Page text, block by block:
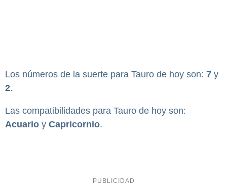
Los números de la suerte para Tauro de hoy son: 7 y
2.
Las compatibilidades para Tauro de hoy son:
Acuario y Capricornio.